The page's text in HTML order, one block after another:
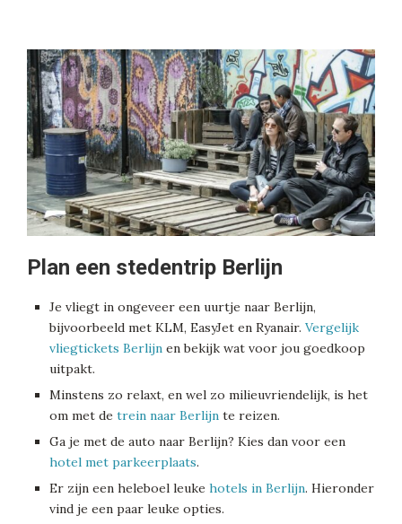
Plan een stedentrip Berlijn
Je vliegt in ongeveer een uurtje naar Berlijn,
bijvoorbeeld met KLM, EasyJet en Ryanair. Vergelijk
vliegtickets Berlijn en bekijk wat voor jou goedkoop
uitpakt.
Minstens zo relaxt, en wel zo milieuvriendelijk, is het
om met de trein naar Berlijn te reizen.
Ga je met de auto naar Berlijn? Kies dan voor een
hotel met parkeerplaats.
Er zijn een heleboel leuke hotels in Berlijn. Hieronder
vind je een paar leuke opties.